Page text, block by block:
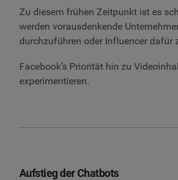
Zu diesem frühen Zeitpunkt ist es
werden vorausdenkende
durchzuführen oder Influencer dafür
Facebook’s Priorität hin zu
experimentieren.
Aufstieg der Chatbots